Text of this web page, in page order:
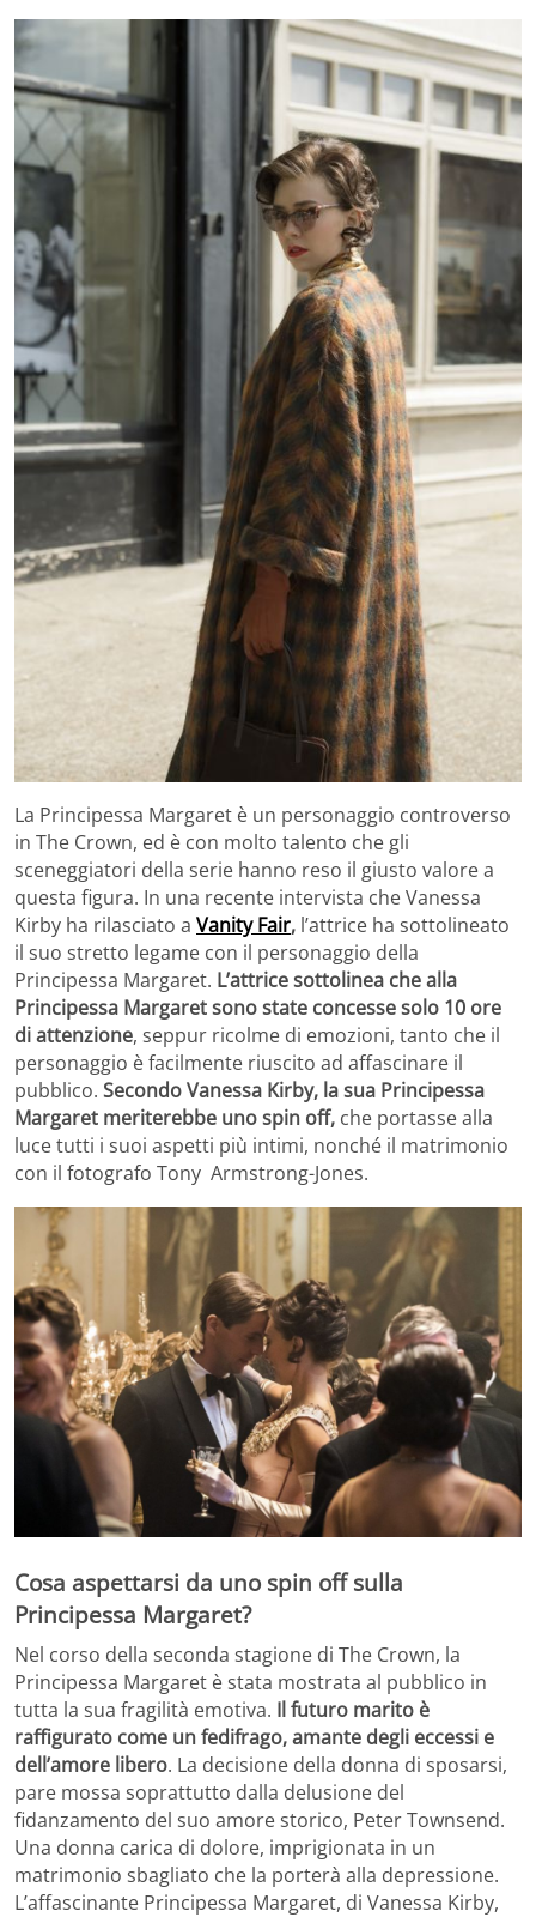
La Principessa Margaret è un personaggio controverso
in The Crown, ed è con molto talento che gli
sceneggiatori della serie hanno reso il giusto valore a
questa figura. In una recente intervista che Vanessa
Kirby ha rilasciato a Vanity Fair, l’attrice ha sottolineato
il suo stretto legame con il personaggio della
Principessa Margaret. L’attrice sottolinea che alla
Principessa Margaret sono state concesse solo 10 ore
di attenzione, seppur ricolme di emozioni, tanto che il
personaggio è facilmente riuscito ad affascinare il
pubblico. Secondo Vanessa Kirby, la sua Principessa
Margaret meriterebbe uno spin off, che portasse alla
luce tutti i suoi aspetti più intimi, nonché il matrimonio
con il fotografo Tony Armstrong-Jones.
Cosa aspettarsi da uno spin off sulla
Principessa Margaret?
Nel corso della seconda stagione di The Crown, la
Principessa Margaret è stata mostrata al pubblico in
tutta la sua fragilità emotiva. Il futuro marito è
raffigurato come un fedifrago, amante degli eccessi e
dell’amore libero. La decisione della donna di sposarsi,
pare mossa soprattutto dalla delusione del
fidanzamento del suo amore storico, Peter Townsend.
Una donna carica di dolore, imprigionata in un
matrimonio sbagliato che la porterà alla depressione.
L’affascinante Principessa Margaret, di Vanessa Kirby,